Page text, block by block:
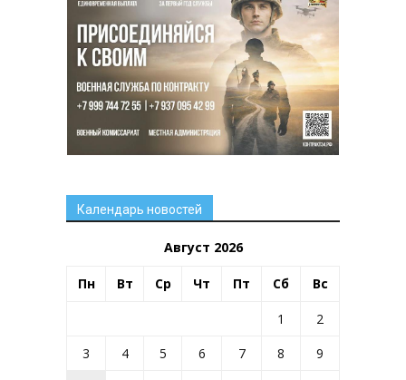
Календарь новостей
Август 2026
Пн Вт Ср Чт Пт Сб Вс
1
2
3
4 5 6 7 8
9